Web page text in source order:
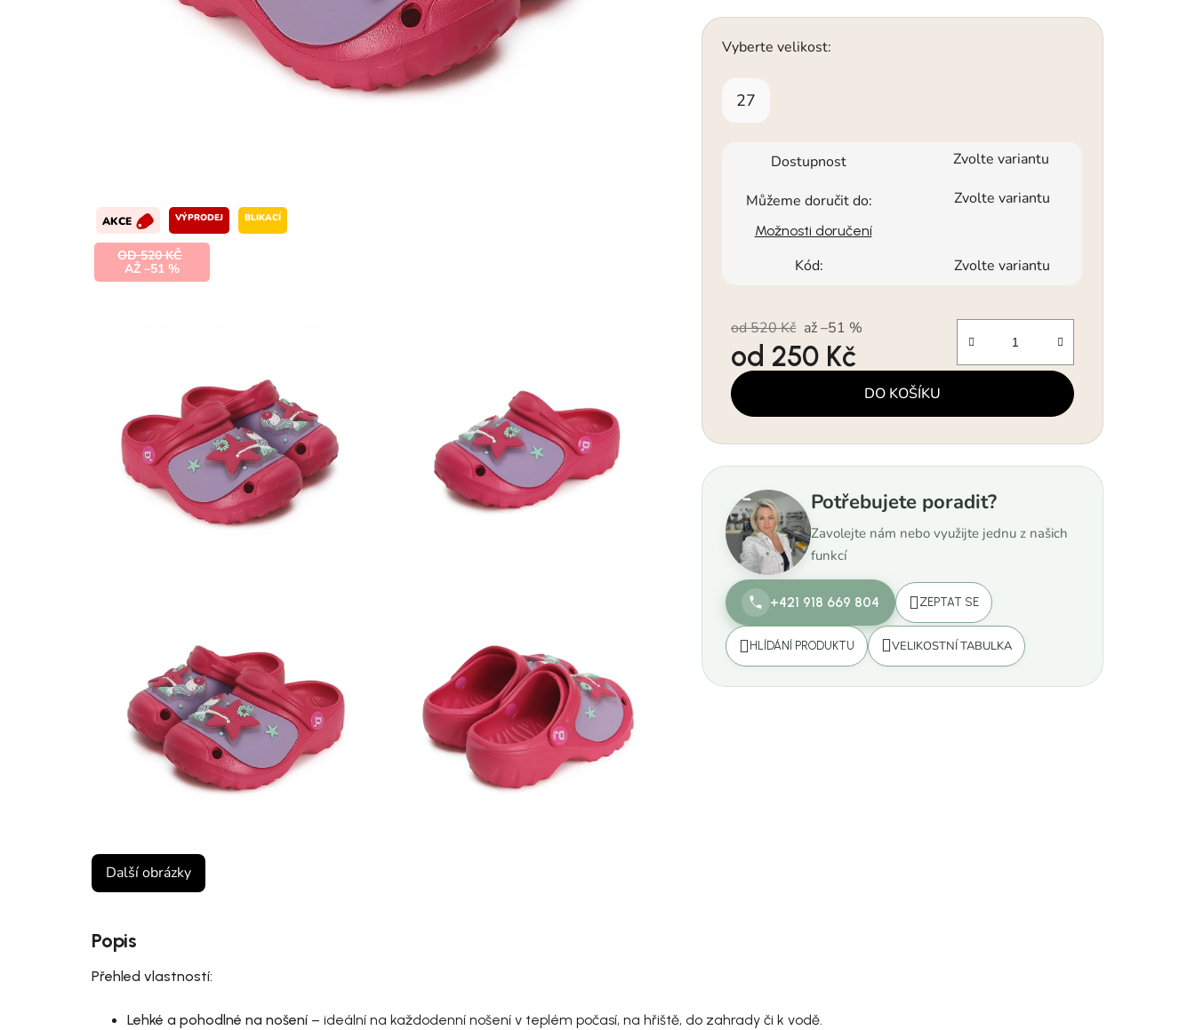
Vyberte velikost:
27
Dostupnost Zvolte variantu
Můžeme doručit do: Zvolte variantu
Možnosti doručení
Kód: Zvolte variantu
od 520 Kč až –51 %
od 250 Kč
Měrná cena: DO KOŠÍKU
Potřebujete poradit?
Zavolejte nám nebo využijte jednu z našich
funkcí
+421 918 669 804 ZEPTAT SE
HLÍDÁNÍ PRODUKTU VELIKOSTNÍ TABULKA
AKCE VÝPRODEJ BLIKACÍ
OD 520 KČ
AŽ –51 %
Další obrázky
Popis
Přehled vlastností:
Lehké a pohodlné na nošení – ideální na každodenní nošení v teplém počasí, na hřiště, do zahrady či k vodě.